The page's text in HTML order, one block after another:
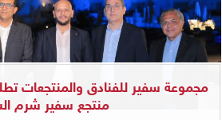
مجموعة سفير للفنادق والمنتجعات
منتجع سفير شرم